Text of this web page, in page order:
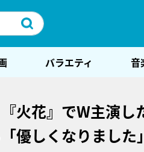
バラエティ 音
火花』でW主演
優しくなりました